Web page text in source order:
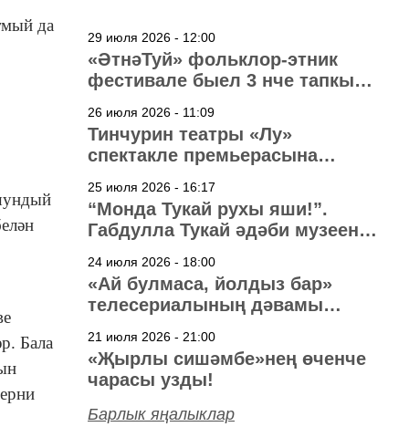
да
Бала
29 июля 2026 - 12:00
«ӘтнәТуй» фольклор-этник
фестивале быел 3 нче тапкыр
26 июля 2026 - 11:09
Тинчурин театры «Лу»
спектакле премьерасына
25 июля 2026 - 16:17
“Монда Тукай рухы яши!”.
Габдулла Тукай әдәби музеена
24 июля 2026 - 18:00
«Ай булмаса, йолдыз бар»
телесериалының дәвамы
21 июля 2026 - 21:00
«Җырлы сишәмбе»нең өченче
чарасы узды!
Барлык яңалыклар